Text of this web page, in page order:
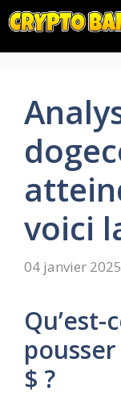
Aller
au
contenu
voici
04 janvier 2025
$ ?